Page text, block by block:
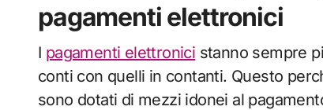
pagamenti elettronici
I pagamenti elettronici stanno sempre
conti con quelli in contanti. Questo
sono dotati di mezzi idonei al